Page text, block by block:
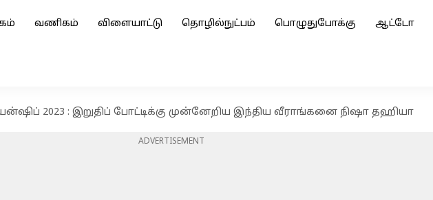
வணிகம் விளையாட்டு தொழில்நுட்பம் பொழுதுபோக்கு ஆட்டோ
2023 : இறுதிப் போட்டிக்கு முன்னேறிய இந்திய வீராங்கனை நிஷா தஹியா
ADVERTISEMENT